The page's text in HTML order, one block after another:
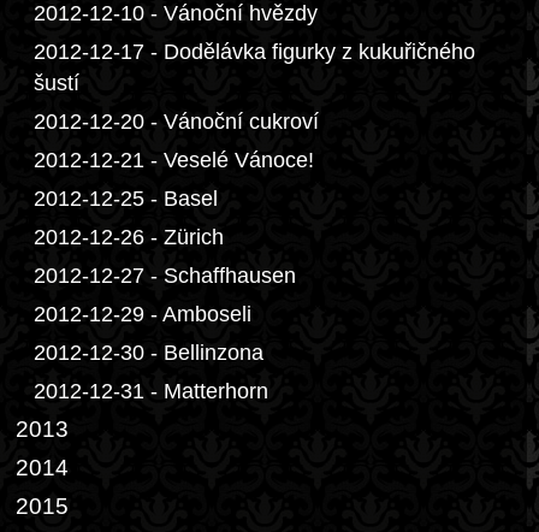
2012-12-10 - Vánoční hvězdy
2012-12-17 - Dodělávka figurky z kukuřičného
šustí
2012-12-20 - Vánoční cukroví
2012-12-21 - Veselé Vánoce!
2012-12-25 - Basel
2012-12-26 - Zürich
2012-12-27 - Schaffhausen
2012-12-29 - Amboseli
2012-12-30 - Bellinzona
2012-12-31 - Matterhorn
2013
2014
2015